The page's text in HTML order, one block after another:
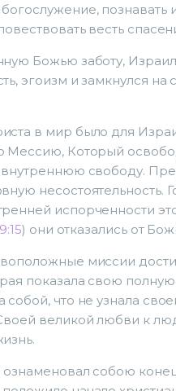
познавать
весть
Божью заботу,
эгоизм и замкнулся
в мир было для
Мессию, Который
свободу.
несостоятельность.
испорченности
) они отказались от
миссии
показала свою
собой, что не узнала
великой любви к
ознаменовал собою